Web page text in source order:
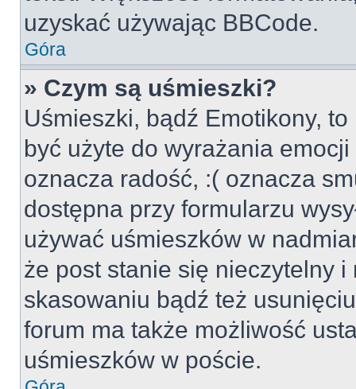
uzyskać używając BBCode.
Góra
» Czym są uśmieszki?
Uśmieszki, bądź Emotikony,
być użyte do wyrażania
oznacza radość, :( oznacza
dostępna przy formularzu
używać uśmieszków w
że post stanie się nieczytelny
skasowaniu bądź też
forum ma także możliwość
uśmieszków w poście.